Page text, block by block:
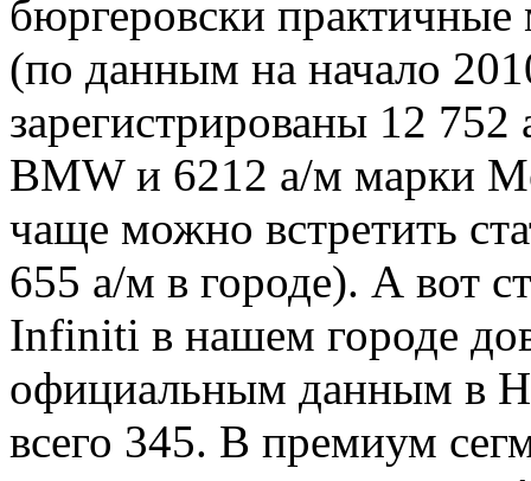
бюргеровски
(по данным на начало
зарегистрированы 12
BMW и 6212 а/м марки
чаще можно встретить
655 а/м в городе). А вот
Infiniti в нашем городе
официальным данным в
всего 345. В премиум